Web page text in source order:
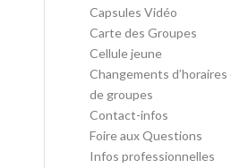
Capsules Vidéo
Carte des Groupes
Cellule jeune
Changements
de groupes
Contact-infos
Foire aux Questions
Infos professionnelles